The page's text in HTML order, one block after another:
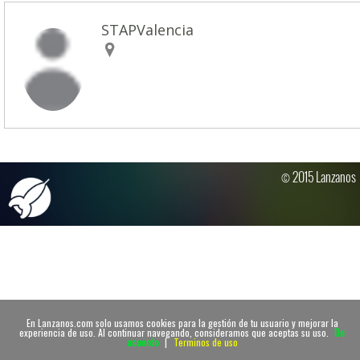
En Lanzanos.com solo usamos cookies para la gestión de tu usuario y mejorar la
experiencia de uso. Al continuar navegando, consideramos que aceptas su uso. De
acuerdo | Terminos de uso
STAPValencia
© 2015 Lanzanos